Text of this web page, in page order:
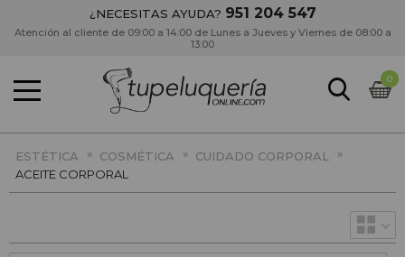
¿NECESITAS AYUDA? 951 204 547
Atención al cliente de 09:00 a 14:00 de Lunes a Jueves y Viernes de 08:00 a
13:00
0
ESTÉTICA » COSMÉTICA » CUIDADO CORPORAL
»
ACEITE CORPORAL